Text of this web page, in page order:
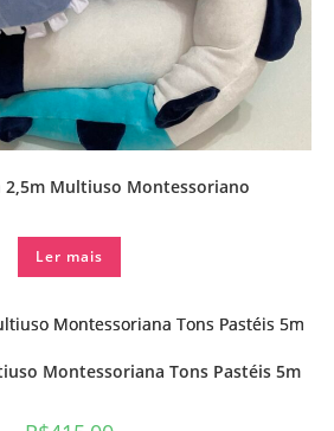
2,5m Multiuso Montessoriano
Ler mais
Montessoriana Tons Pastéis 5m